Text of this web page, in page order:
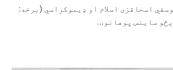
اسحاقزی اسلام او ډیموکراسي (برخه: